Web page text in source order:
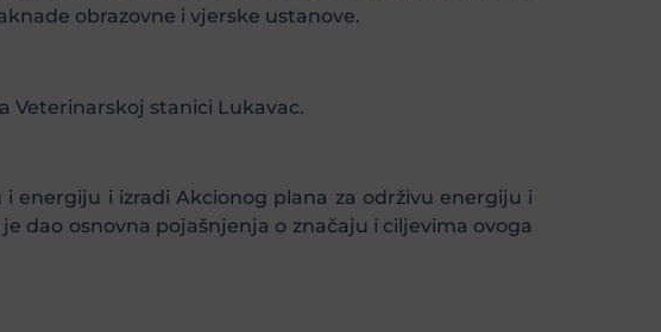
obrazovne i vjerske ustanove.
Veterinarskoj stanici Lukavac.
energiju i izradi Akcionog plana za održivu energiju i
dao osnovna pojašnjenja o značaju i ciljevima ovoga